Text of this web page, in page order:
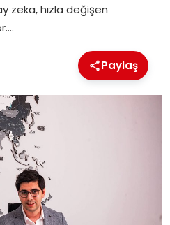
zeka, hızla değişen
Paylaş